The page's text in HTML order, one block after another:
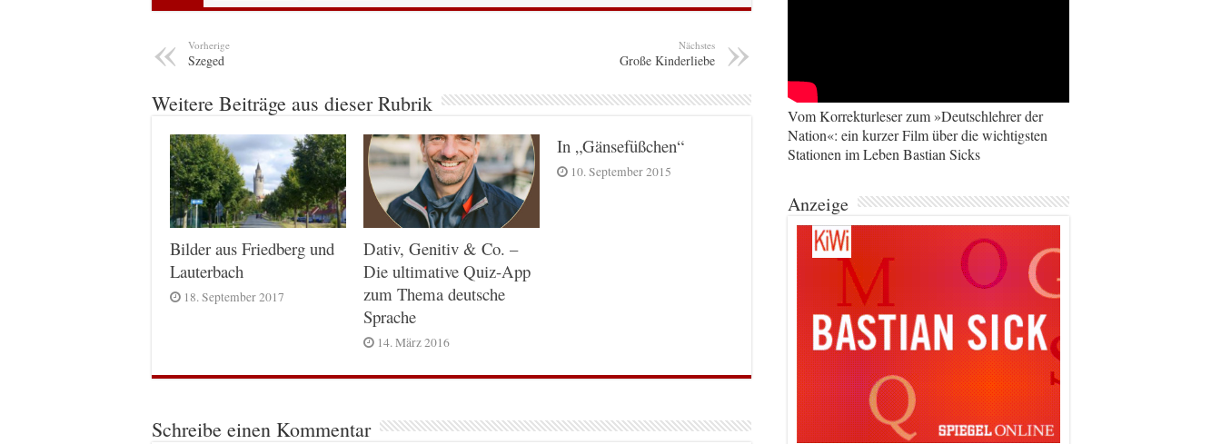
Vorherige
Szeged
Nächstes
Große Kinderliebe
Weitere Beiträge aus dieser Rubrik
Bilder aus Friedberg und
Lauterbach
18. September 2017
Dativ, Genitiv & Co. –
Die ultimative Quiz-App
zum Thema deutsche
Sprache
14. März 2016
In „Gänsefüßchen“
10. September 2015
Schreibe einen Kommentar
Vom Korrekturleser zum »Deutschlehrer der
Nation«: ein kurzer Film über die wichtigsten
Stationen im Leben Bastian Sicks
Anzeige